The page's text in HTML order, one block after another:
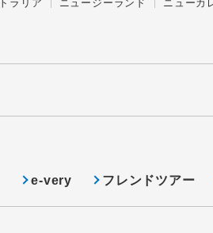
ラリア ニュージーランド ニューカ
e-very フレンドツアー